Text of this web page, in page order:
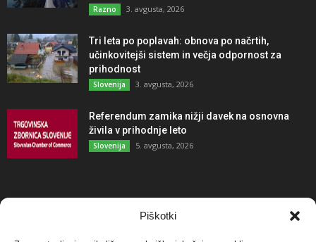
Piškotki
Razno 3. avgusta, 2026
Tri leta po poplavah: obnova po načrtih,
učinkovitejši sistem in večja odpornost za
prihodnost
Slovenija 3. avgusta, 2026
Referendum zamika nižji davek na osnovna
živila v prihodnje leto
Slovenija 5. avgusta, 2026
NAJBOLJ KOMENTIRANO